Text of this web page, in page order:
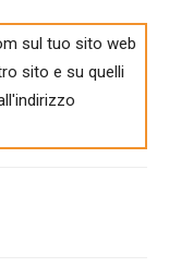
sul tuo sito web
sito e su quelli